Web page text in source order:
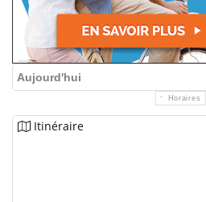
Aujourd'hui
Horaires
Itinéraire